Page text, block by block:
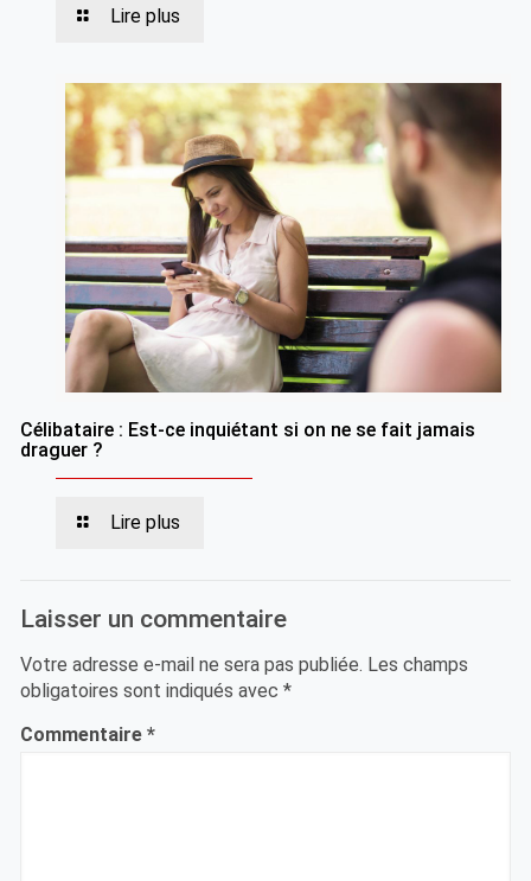
Lire plus
Célibataire : Est-ce inquiétant si on ne se fait jamais
draguer ?
Lire plus
Laisser un commentaire
Votre adresse e-mail ne sera pas publiée. Les champs
obligatoires sont indiqués avec *
Commentaire *